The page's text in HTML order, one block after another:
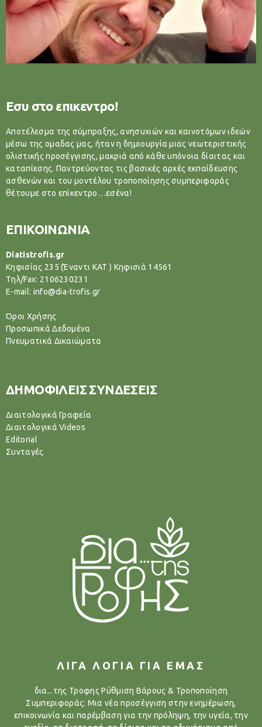
Εσυ στο επικεντρο!
Αποτέλεσμα της σύμπραξης, ανησυχιών και καινοτόμων ιδεών
μέσω της ομαδας μας, ήταν η δημιουργία μιας νεωτεριστικής
ολιστικής προσέγγισης, μακριά από κάθε υπόνοια δίαιτας και
καταπίεσης. Παντρεύοντας τις βασικές αρχές εκπαίδευσης
ασθενών και του μοντέλου τροποποίησης συμπεριφοράς
θέτουμε στο επίκεντρο…εσένα!
ΕΠΙΚΟΙΝΩΝΙΑ
Diatistrofis.gr
Κηφισίας 235 (Έναντι ΚΑΤ ) Κηφισιά 14561
Tηλ/Fax: 2106230231
E-mail: info@dia-trofis.gr
Όροι Χρήσης
Προσωπικά Δεδομένα
Πνευματικά Δικαιώματα
ΔΗΜΟΦΙΛΕΙΣ ΣΥΝΔΕΣΕΙΣ
Διαιτολογικά Γραφεία
Διαιτολογικά Videos
Editorial
Συνταγές
ΛΙΓΑ ΛΟΓΙΑ ΓΙΑ ΕΜΑΣ
δια...της Τροφης Ρύθμιση Βάρους & Τροποποίηση
Συμπεριφοράς: Μια νέα προσέγγιση στην ενημέρωση,
επικοινωνία και παρέμβαση για την πρόληψη, την υγεία, την